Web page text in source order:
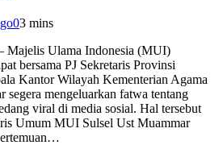
03 mins
Majelis Ulama Indonesia (MUI)
bersama PJ Sekretaris Provinsi
Kantor Wilayah Kementerian Agama
segera mengeluarkan fatwa tentang
viral di media sosial. Hal tersebut
Umum MUI Sulsel Ust Muammar